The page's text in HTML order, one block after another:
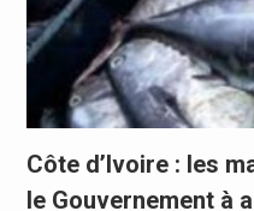
Côte d’Ivoire : les
le Gouvernement à